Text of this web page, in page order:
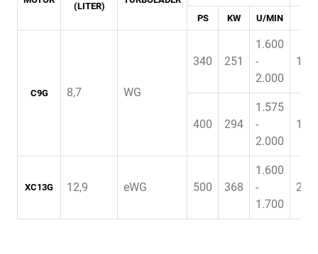
(LITER)
PS KW U/MIN
C9G 8,7 WG
340 251
1.600
-
2.000
400 294
1.575
-
2.000
XC13G 12,9 eWG 500 368
1.600
-
1.700